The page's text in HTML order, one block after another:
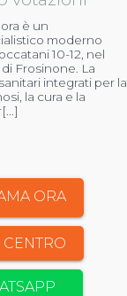
è un
moderno
10-12, nel
Frosinone. La
integrati per la
la cura e la
ORA
CENTRO